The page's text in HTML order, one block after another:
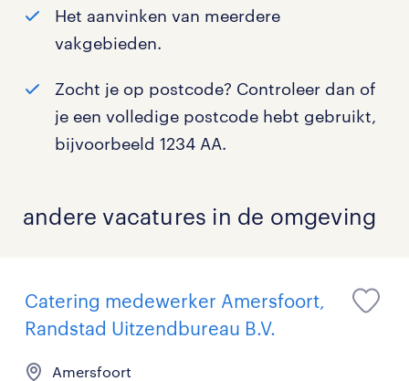
Het aanvinken van meerdere
vakgebieden.
Zocht je op postcode? Controleer dan of
je een volledige postcode hebt gebruikt,
bijvoorbeeld 1234 AA.
andere vacatures in de omgeving
Catering medewerker Amersfoort,
Randstad Uitzendbureau B.V.
Amersfoort